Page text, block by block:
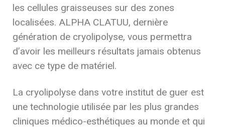
les cellules graisseuses sur des zones
localisées. ALPHA CLATUU, dernière
génération de cryolipolyse, vous permettra
d’avoir les meilleurs résultats jamais obtenus
avec ce type de matériel.
La cryolipolyse dans votre institut de guer est
une technologie utilisée par les plus grandes
cliniques médico-esthétiques au monde et qui